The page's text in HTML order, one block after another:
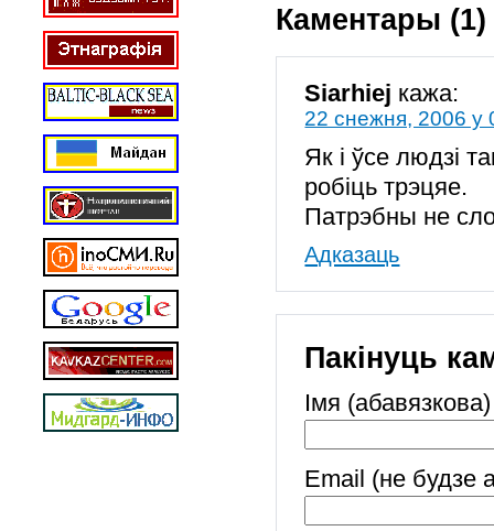
Каментары (1)
Siarhiej кажа:
22 снежня, 2006 у
Як і ўсе людзі
робіць трэцяе.
Патрэбны не
Адказаць
Пакінуць
Імя (абавязкова)
Email (не будзе